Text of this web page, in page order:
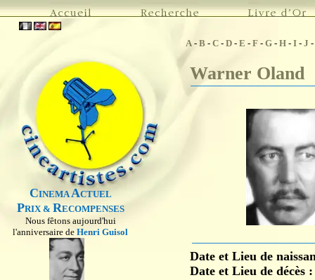
CINEMAACTUEL
PRIX & RECOMPENSES
Nous fêtons aujourd'hui
l'anniversaire de Henri Guisol
A- B - C - D - E - F - G - H - I - J -
Warner Oland
Date et Lieu de
Date et Lieu de décès